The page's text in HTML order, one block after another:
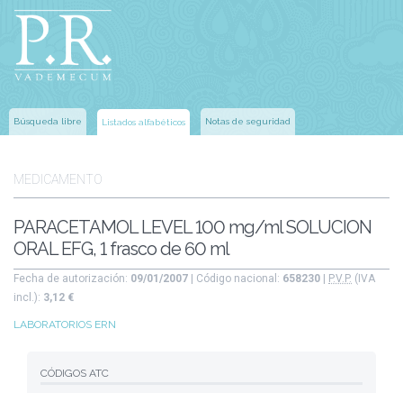
Búsqueda libre Listados alfabéticos Notas de seguridad
MEDICAMENTO
PARACETAMOL LEVEL 100 mg/ml SOLUCION
ORAL EFG, 1 frasco de 60 ml
Fecha de autorización: 09/01/2007 | Código nacional: 658230 P.V.P. (IVA
incl.): 3,12 €
LABORATORIOS ERN
CÓDIGOS ATC